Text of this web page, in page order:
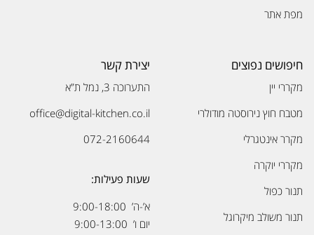
מפת אתר
חיפושים נפוצים
מקררי יין
מטבח חוץ נירוסטה מודולרי
מקרר אינטגרלי
מקררי יוקרה
תנור כפול
תנור משולב מיקרוגל
יצירת קשר
התערוכה 3, נמל ת”א
office@digital-kitchen.co.il
072-2160644
שעות פעילות:
א’-ה’ 9:00-18:00
יום ו’ 9:00-13:00